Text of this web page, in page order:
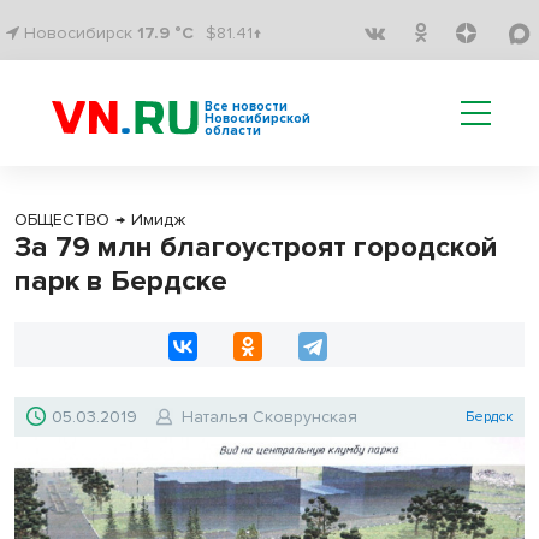
Новосибирск 17.9 °C $81.41↑
Все новости
Новосибирской
области
ОБЩЕСТВО → Имидж
За 79 млн благоустроят городской
парк в Бердске
05.03.2019 Наталья Сковрунская Бердск